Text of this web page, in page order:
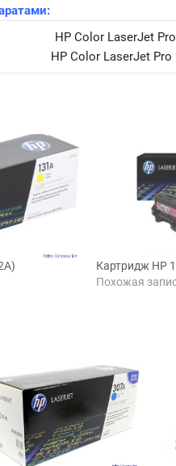
HP Color LaserJet
HP Color LaserJet Pro
Картридж HP
Похожая